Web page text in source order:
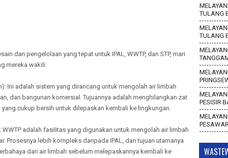
dan pengelolaan yang tepat untuk IPAL, WWTP, dan STP, mari
mereka wakili:
Ini adalah sistem yang dirancang untuk mengolah air limbah
dan bangunan komersial. Tujuannya adalah menghilangkan zat
cukup bersih untuk dilepaskan kembali ke lingkungan.
WWTP adalah fasilitas yang digunakan untuk mengolah air limbah
Prosesnya lebih kompleks daripada IPAL, dan tujuan utamanya
dari air limbah sebelum melepaskannya kembali ke
TULANG
TULANG
PESISIR